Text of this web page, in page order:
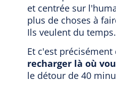
et centrée sur
plus de choses à
Ils veulent du
Et c'est
recharger là où
le détour de 40